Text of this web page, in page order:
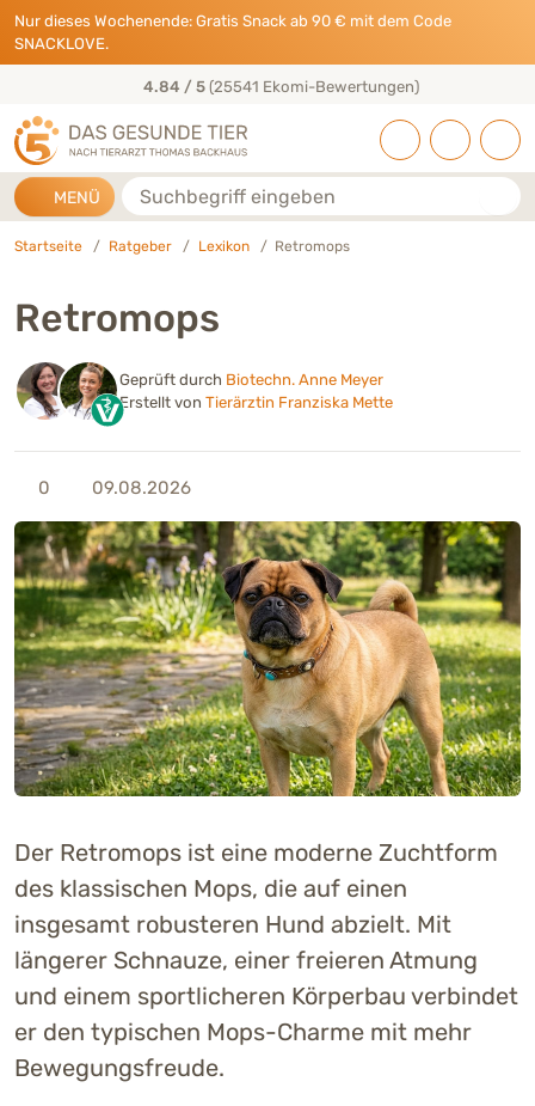
Direkt zu:
INHALT
HAUPTMENÜ
FOOTER
Nur dieses Wochenende: Gratis Snack ab 90 € mit dem Code
SNACKLOVE.
50+ Jahre Tierarzt-Erfahrung
MENÜ Suche
Startseite Ratgeber Lexikon Retromops
Retromops
Geprüft durch Biotechn. Anne Meyer
Erstellt von Tierärztin Franziska Mette
0 09.08.2026
Der Retromops ist eine moderne Zuchtform
des klassischen Mops, die auf einen
insgesamt robusteren Hund abzielt. Mit
längerer Schnauze, einer freieren Atmung
und einem sportlicheren Körperbau verbindet
er den typischen Mops-Charme mit mehr
Bewegungsfreude.